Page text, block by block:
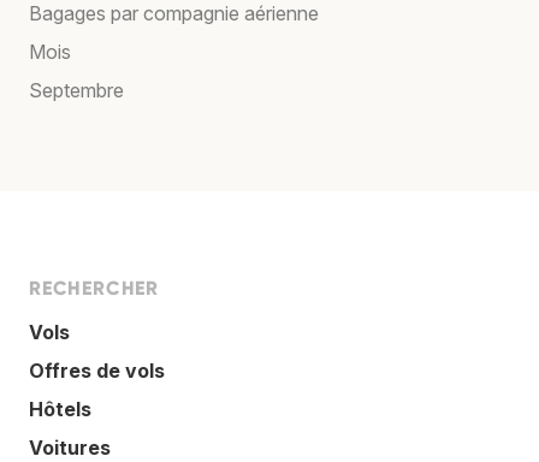
Bagages par compagnie aérienne
Mois
Septembre
RECHERCHER
Vols
Offres de vols
Hôtels
Voitures